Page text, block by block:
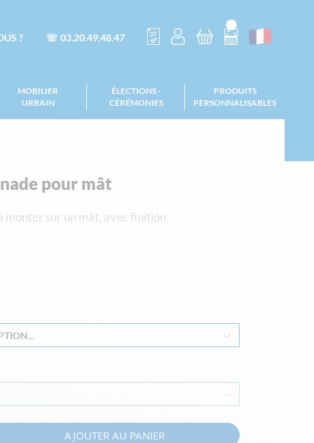
? ☏ 03.20.49.48.47
MOBILIER
URBAIN
ÉLECTIONS -
CÉRÉMONIES
PRODUITS
PERSONNALISABLES
pour mât
monter sur un mât, avec finition
AJOUTER AU PANIER